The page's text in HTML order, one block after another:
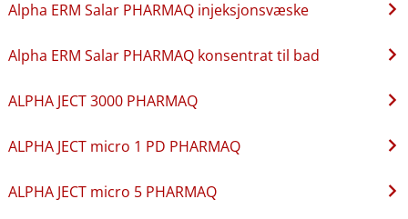
Alpha ERM Salar PHARMAQ injeksjonsvæske
Alpha ERM Salar PHARMAQ konsentrat til bad
ALPHA JECT 3000 PHARMAQ
ALPHA JECT micro 1 PD PHARMAQ
ALPHA JECT micro 5 PHARMAQ